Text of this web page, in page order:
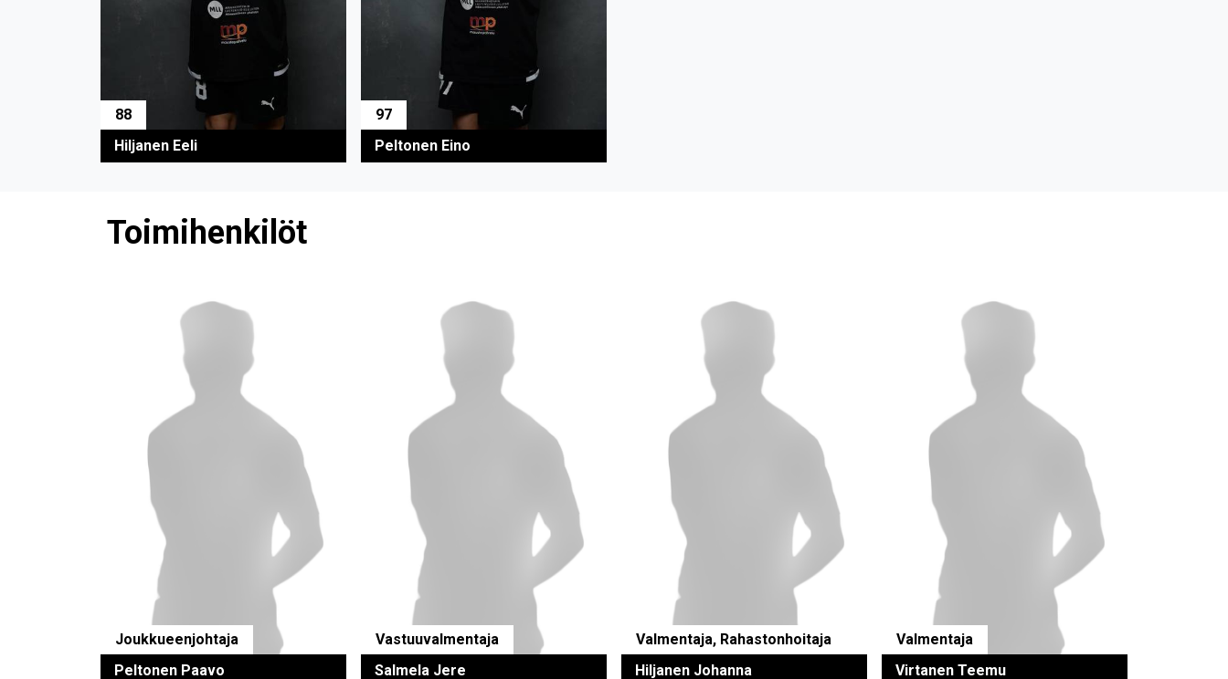
88
Hiljanen Eeli
97
Peltonen Eino
Toimihenkilöt
Joukkueenjohtaja
Peltonen Paavo
Vastuuvalmentaja
Salmela Jere
Valmentaja, Rahastonhoitaja
Hiljanen Johanna
Valmentaja
Virtanen Teemu